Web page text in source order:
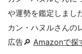
や運勢を鑑定しまし
カン・ハヌルさんの
広告🔎 Amazonで探